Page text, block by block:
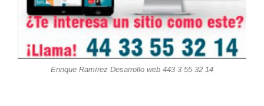
Enrique Ramírez Desarrollo web 443 3 55 32 14